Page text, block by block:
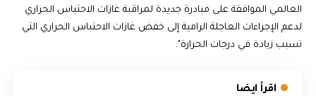
العالمي الموافقة على مبادرة جديدة لمراقبة غازات الاحتباس الحراري
لدعم الإجراءات العاجلة الرامية إلى خفض غازات الاحتباس الحراري التي
تسبب زيادة في درجات الحرارة".
اقرأ ايضا